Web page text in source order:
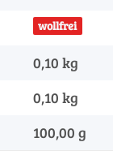
wollfrei
0,10 kg
0,10 kg
100,00 g